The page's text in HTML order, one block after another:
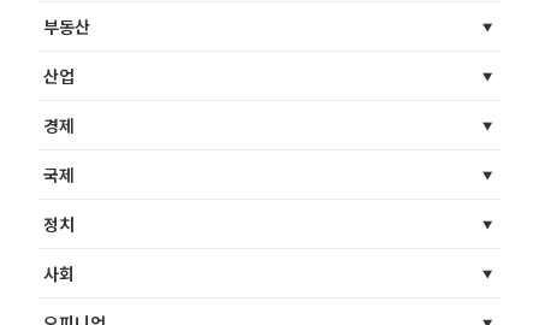
부동산
산업
경제
국제
정치
사회